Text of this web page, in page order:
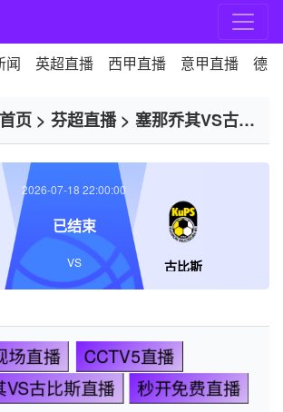
闻 英超直播 西甲直播 意甲直播 德
首页 > 芬超直播> 塞那乔其VS古比
古比斯
2026-07-18 22:00:00
已结束
VS
场直播
CCTV5直播
VS古比斯直播
秒开免费直播